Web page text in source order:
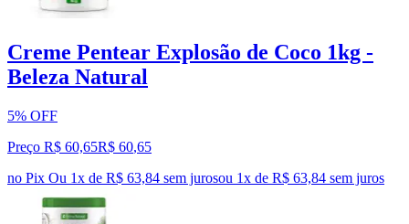
Creme Pentear Explosão de Coco 1kg -
Beleza Natural
5% OFF
Preço R$ 60,65R$ 60,65
no Pix Ou 1x de R$ 63,84 sem jurosou 1x de R$ 63,84 sem juros